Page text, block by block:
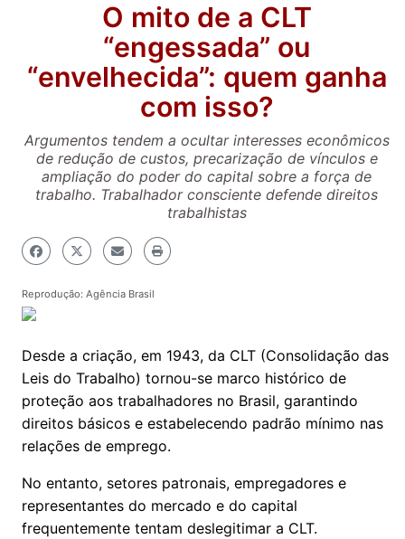
O mito de a CLT
“engessada” ou
“envelhecida”: quem ganha
com isso?
Argumentos tendem a ocultar interesses econômicos
de redução de custos, precarização de vínculos e
ampliação do poder do capital sobre a força de
trabalho. Trabalhador consciente defende direitos
trabalhistas
Reprodução: Agência Brasil
Desde a criação, em 1943, da CLT (Consolidação das
Leis do Trabalho) tornou-se marco histórico de
proteção aos trabalhadores no Brasil, garantindo
direitos básicos e estabelecendo padrão mínimo nas
relações de emprego.
No entanto, setores patronais, empregadores e
representantes do mercado e do capital
frequentemente tentam deslegitimar a CLT.